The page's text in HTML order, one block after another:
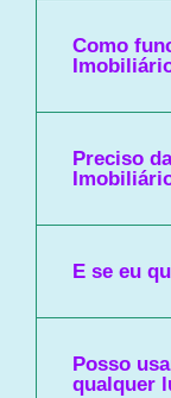
Como
Preciso
E se eu
Posso
qualquer